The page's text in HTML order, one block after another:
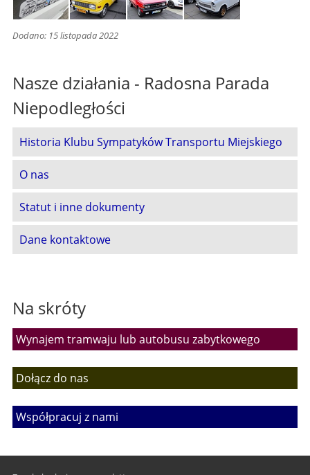
Dodano: 15 listopada 2022
Nasze działania - Radosna Parada
Niepodległości
Historia Klubu Sympatyków Transportu Miejskiego
O nas
Statut i inne dokumenty
Dane kontaktowe
Na skróty
Wynajem tramwaju lub autobusu zabytkowego
Dołącz do nas
Współpracuj z nami